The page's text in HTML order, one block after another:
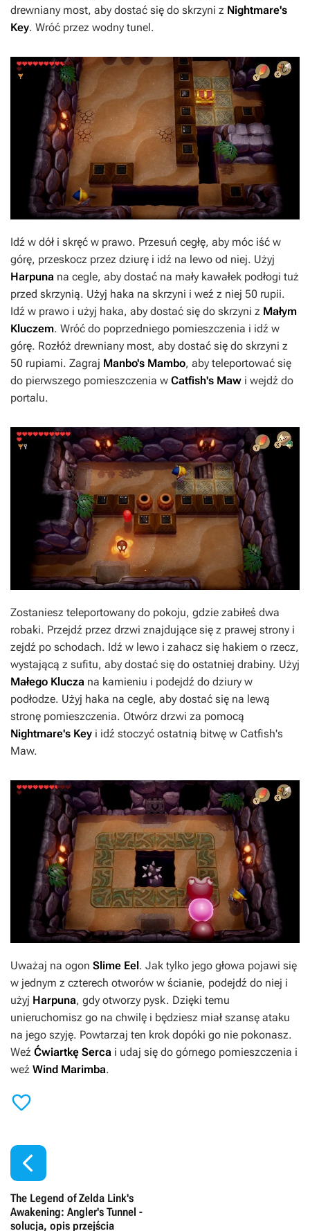
drewniany most, aby dostać się do skrzyni z Nightmare's
Key. Wróć przez wodny tunel.
Idź w dół i skręć w prawo. Przesuń cegłę, aby móc iść w
górę, przeskocz przez dziurę i idź na lewo od niej. Użyj
Harpuna na cegle, aby dostać na mały kawałek podłogi tuż
przed skrzynią. Użyj haka na skrzyni i weź z niej 50 rupii.
Idź w prawo i użyj haka, aby dostać się do skrzyni z Małym
Kluczem. Wróć do poprzedniego pomieszczenia i idź w
górę. Rozłóż drewniany most, aby dostać się do skrzyni z
50 rupiami. Zagraj Manbo's Mambo, aby teleportować się
do pierwszego pomieszczenia w Catfish's Maw i wejdź do
portalu.
Zostaniesz teleportowany do pokoju, gdzie zabiłeś dwa
robaki. Przejdź przez drzwi znajdujące się z prawej strony i
zejdź po schodach. Idź w lewo i zahacz się hakiem o rzecz,
wystającą z sufitu, aby dostać się do ostatniej drabiny. Użyj
Małego Klucza na kamieniu i podejdź do dziury w
podłodze. Użyj haka na cegle, aby dostać się na lewą
stronę pomieszczenia. Otwórz drzwi za pomocą
Nightmare's Key i idź stoczyć ostatnią bitwę w Catfish's
Maw.
Uważaj na ogon Slime Eel. Jak tylko jego głowa pojawi się
w jednym z czterech otworów w ścianie, podejdź do niej i
użyj Harpuna, gdy otworzy pysk. Dzięki temu
unieruchomisz go na chwilę i będziesz miał szansę ataku
na jego szyję. Powtarzaj ten krok dopóki go nie pokonasz.
Weź Ćwiartkę Serca i udaj się do górnego pomieszczenia i
weź Wind Marimba.


The Legend of Zelda Link's
Awakening: Angler's Tunnel -
solucja, opis przejścia